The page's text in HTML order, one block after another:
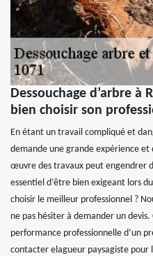
Dessouchage d’arbre
bien choisir son
En étant un travail compliqué et
demande une grande expérience et
œuvre des travaux peut engendrer
essentiel d’être bien exigeant lors
choisir le meilleur professionnel ?
ne pas hésiter à demander un
performance professionnelle d’un
contacter elagueur paysagiste pour